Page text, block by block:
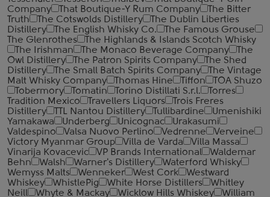
Company
That Boutique-Y Rum Company
The Bitter
Truth
The Cotswolds Distillery
The Dublin Liberties
Distillery
The English Whisky Co.
The Famous Grouse
The Glenrothes
The Highlands & Islands Scotch Whisky
The Irishman
The Monaco Beverage Company
The
Owl Distillery
The Patron Spirits Company
The Shed
Distillery
The Small Batch Spirits Company
The Vintage
Malt Whisky Company
Thomas Hine Tiffon
TOA Shuzo
Tobermory
Tomatin Torino Distillati S.r.l.
Torres
Tradition Mexico
Travellers Liquors
Trois Freres
Distillery
TTL Nantou Distillery Tullibardine
Umenishiki
Yamakawa
Underberg Unicognac
Urakasumi
Valdespino
Valsa Nuovo Perlino Vedrenne
Verveine
Victory Myanmar Group
Villa de Varda
Villa Massa
Vinarija Kovacevic
VP Brands International
Waldemar
Behn
Walsh Warner's Distillery
Waterford Whisky
Wemyss Malts
Wenneker West Cork
Westward
Whiskey
WhistlePig White Horse Distillers
Whitley
Neill
Whyte & Mackay Wicklow Hills Whiskey
William